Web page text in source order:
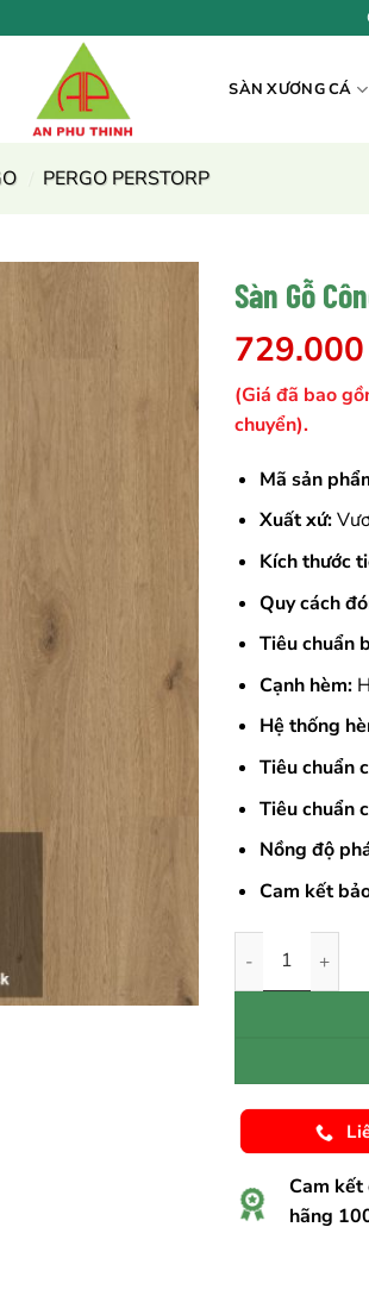
SÀN XƯƠNG CÁ
PERGO PERSTORP
Sàn Gỗ
729.000
(Giá đã bao
chuyển).
Mã sản
Xuất xứ:
Kích thước
Quy cách
Tiêu chuẩn
Cạnh hèm:
Hệ thống
Tiêu chuẩn
Tiêu chuẩn
Nồng độ
Cam kết
Cam kết
hãng